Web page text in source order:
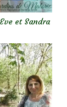
et Sandra